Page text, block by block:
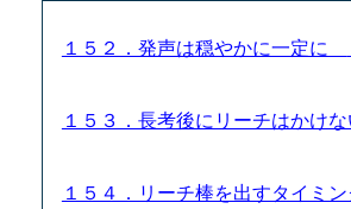
１５２．発声は穏やかに一定に
１５３．長考後にリーチはかけ
１５４．リーチ棒を出すタイミ